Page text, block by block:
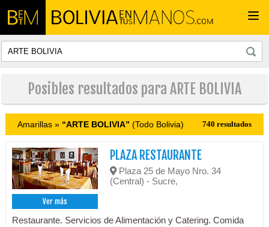
Posibles resultados para ARTE BOLIVIA
Amarillas » “ARTE BOLIVIA” (Todo Bolivia) 740 resultados
Ver más
PLAZA RESTAURANTE
Plaza 25 de Mayo Nro. 34
(Central) - Sucre,
Restaurante. Servicios de Alimentación y Catering. Comida